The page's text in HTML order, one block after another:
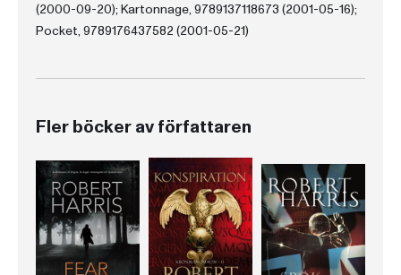
(2000-09-20); Kartonnage, 9789137118673 (2001-05-16);
Pocket, 9789176437582 (2001-05-21)
Fler böcker av författaren